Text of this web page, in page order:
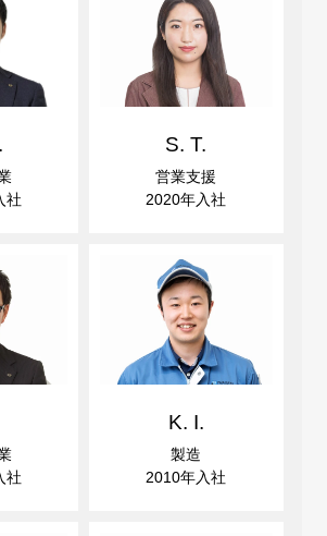
社
S. T.
営業支援
2020年入社
社
K. I.
製造
2010年入社